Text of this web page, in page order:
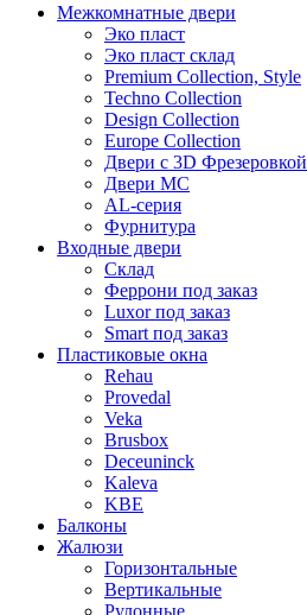
Межкомнатные двери
Эко пласт
Эко пласт склад
Premium Collection, Style
Techno Collection
Design Collection
Europe Collection
Двери с 3D Фрезеровкой
Двери МС
AL-серия
Фурнитура
Входные двери
Склад
Феррони под заказ
Luxor под заказ
Smart под заказ
Пластиковые окна
Rehau
Provedal
Veka
Brusbox
Deceuninck
Kaleva
KBE
Балконы
Жалюзи
Горизонтальные
Вертикальные
Рулонные